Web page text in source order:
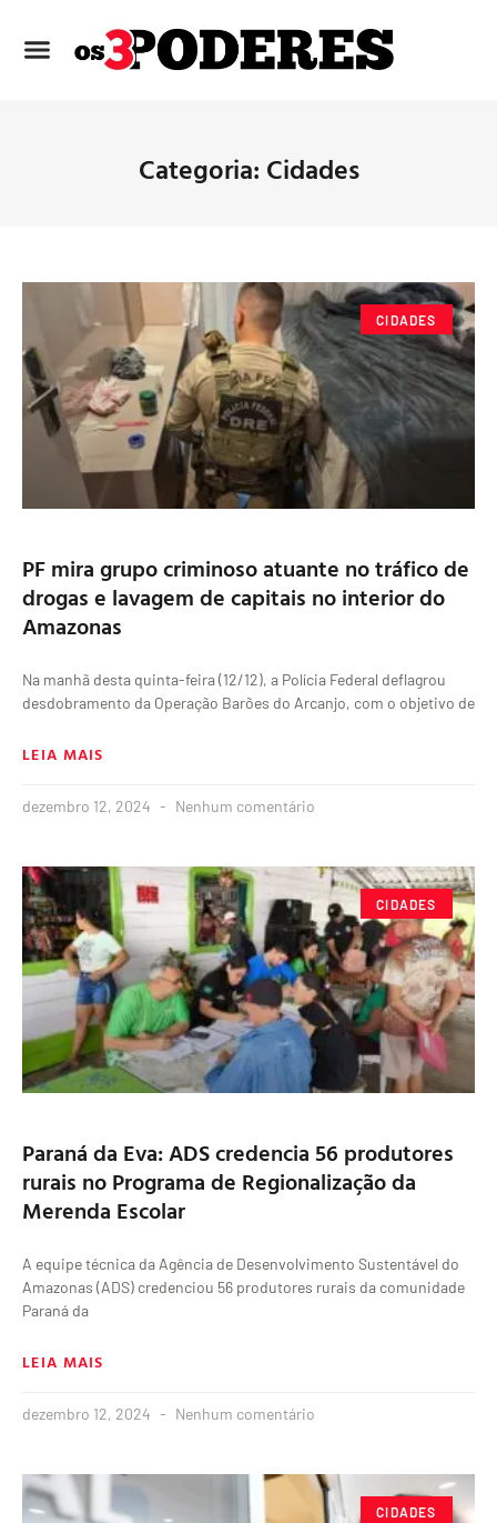
Categoria: Cidades
CIDADES
PF mira grupo criminoso atuante no tráfico de
drogas e lavagem de capitais no interior do
Amazonas
Na manhã desta quinta-feira (12/12), a Polícia Federal deflagrou
desdobramento da Operação Barões do Arcanjo, com o objetivo de
LEIA MAIS
dezembro 12, 2024 Nenhum comentário
CIDADES
Paraná da Eva: ADS credencia 56 produtores
rurais no Programa de Regionalização da
Merenda Escolar
A equipe técnica da Agência de Desenvolvimento Sustentável do
Amazonas (ADS) credenciou 56 produtores rurais da comunidade
Paraná da
LEIA MAIS
dezembro 12, 2024 Nenhum comentário
CIDADES